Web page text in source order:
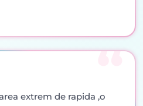
extrem de rapida ,o